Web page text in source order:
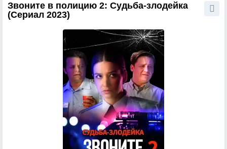
Звоните в полицию 2: Судьба-злодейка
(Сериал 2023)